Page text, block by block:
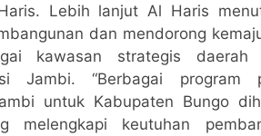
Lebih lanjut Al Haris
dan mendorong
kawasan strategis
Jambi. “Berbagai program
untuk Kabupaten Bungo
melengkapi keutuhan